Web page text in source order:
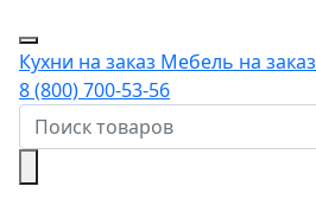
Кухни на заказ Мебель на заказ
8 (800) 700-53-56